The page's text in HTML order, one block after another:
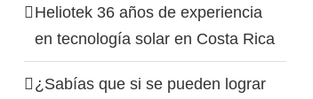
Heliotek 36 años de experiencia
en tecnología solar en Costa Rica
¿Sabías que si se pueden lograr